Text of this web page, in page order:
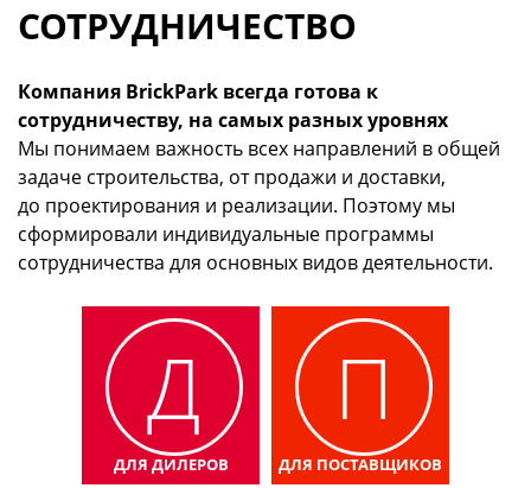
СОТРУДНИЧЕСТВО
Компания BrickPark всегда готова к
сотрудничеству, на самых разных уровнях
Мы понимаем важность всех направлений в общей
задаче строительства, от продажи и доставки,
до проектирования и реализации. Поэтому мы
сформировали индивидуальные программы
сотрудничества для основных видов деятельности.
ДЛЯ ДИЛЕРОВ
Д
ДЛЯ ПОСТАВЩИКОВ
П